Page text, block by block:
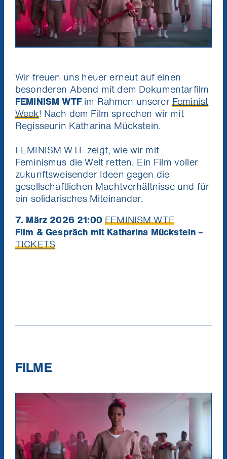
Wir freuen uns heuer erneut auf einen
besonderen Abend mit dem Dokumentarfilm
FEMINISM WTFim Rahmen unsererFeminist
Week! Nach dem Film sprechen wir mit
Regisseurin Katharina Mückstein.
FEMINISM WTF zeigt, wie wir mit
Feminismus die Welt retten. Ein Film voller
zukunftsweisender Ideen gegen die
gesellschaftlichen Machtverhältnisse und für
ein solidarisches Miteinander.
7. März 2026 21:00FEMINISM WTF
Film & Gespräch mit Katharina Mückstein –
TICKETS
FILME
Ich will die News!